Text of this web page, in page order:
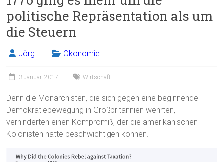
politische Repräsentation als um
die Steuern
Jörg Ökonomie
3 Januar, 2017 Wirtschaft
Denn die Monarchisten, die sich gegen eine beginnende
Demokratiebewegung in Großbritannien wehrten,
verhinderten einen Kompromiß, der die amerikanischen
Kolonisten hätte beschwichtigen können.